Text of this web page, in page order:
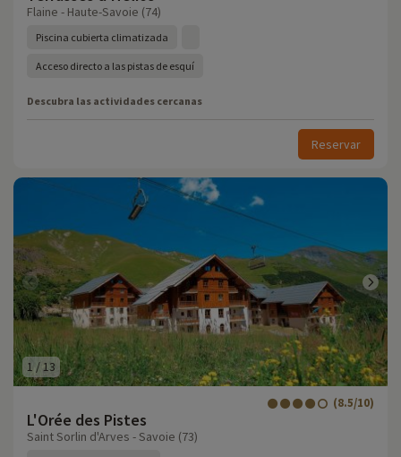
Flaine - Haute-Savoie (74)
Piscina cubierta climatizada
Acceso directo a las pistas de esquí
Descubra las actividades cercanas
Reservar
1 /13
L'Orée des Pistes
(8.5/10)
Saint Sorlin d'Arves - Savoie (73)